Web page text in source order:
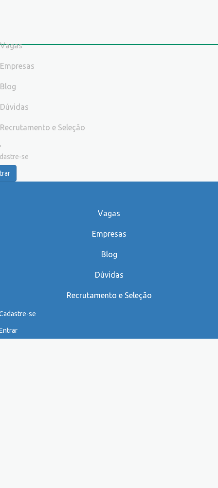
Vagas
Empresas
Blog
Dúvidas
Recrutamento e Seleção
se
Vagas
Empresas
Blog
Dúvidas
Recrutamento e Seleção
se